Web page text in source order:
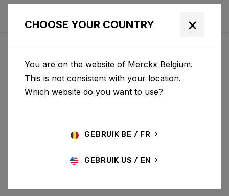
ACTUS & MISES À JOUR
TECHNOLOGY
STORY BIKE LAUNCH
CHOOSE YOUR COUNTRY ×
You are on the website of Merckx Belgium.
This is not consistent with your location.
Which website do you want to use?
GEBRUIK BE / FR
GEBRUIK US / EN